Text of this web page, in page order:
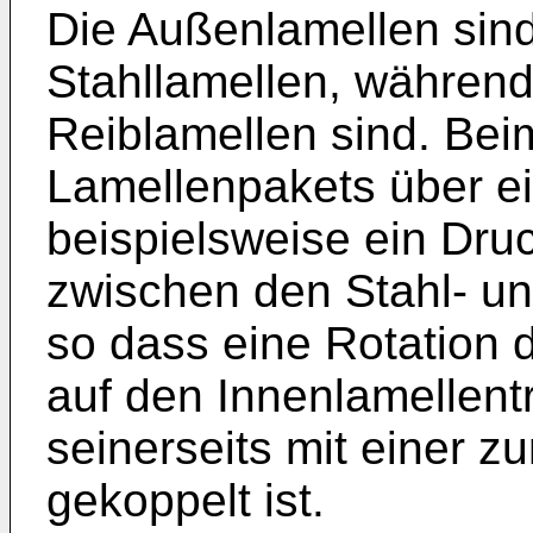
Die Außenlamellen
Stahllamellen,
Reiblamellen sind.
Lamellenpakets über
beispielsweise ein
zwischen den Stahl-
so dass eine Rotation
auf den
seinerseits mit einer
gekoppelt ist.